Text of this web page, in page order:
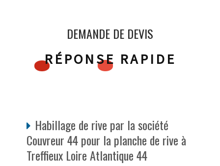
DEMANDE DE DEVIS
RÉPONSE RAPIDE
Habillage de rive par la société
Couvreur 44 pour la planche de rive à
Treffieux Loire Atlantique 44